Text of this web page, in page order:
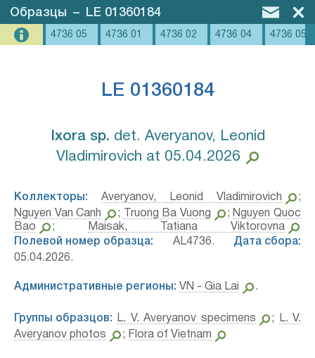
Образцы – LE 01360184
4736 05 4736 01 4736 02 4736 04 4736 05
LE 01360184
Ixora sp.⁣ det. Averyanov, Leonid
Vladimirovich at 05.04.2026
Коллекторы: Averyanov, Leonid Vladimirovich
;
Nguyen Van Canh
; Truong Ba Vuong ; Nguyen Quoc
Bao
;
Maisak, Tatiana Viktorovna
Полевой номер образца: AL4736. Дата сбора:
05.04.2026.
Административные регионы: VN - Gia Lai .
Группы образцов: L. V. Averyanov specimens ;
L. V.
Averyanov photos
; Flora of Vietnam